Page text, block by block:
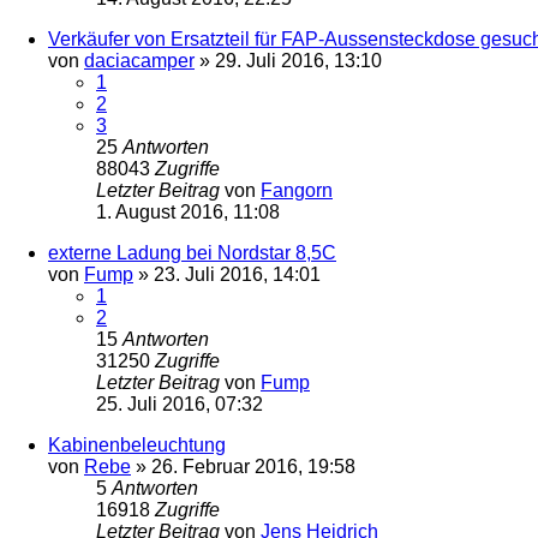
Verkäufer von Ersatzteil für FAP-Aussensteckdose
von daciacamper » 29. Juli 2016, 13:10
1
2
3
25 Antworten
88043 Zugriffe
Letzter Beitrag von Fangorn
1. August 2016, 11:08
externe Ladung bei Nordstar 8,5C
von Fump » 23. Juli 2016, 14:01
1
2
15 Antworten
31250 Zugriffe
Letzter Beitrag von Fump
25. Juli 2016, 07:32
Kabinenbeleuchtung
von Rebe » 26. Februar 2016, 19:58
5 Antworten
16918 Zugriffe
Letzter Beitrag von Jens Heidrich